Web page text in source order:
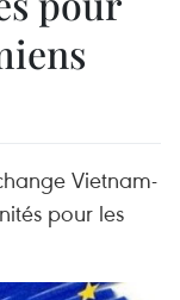
Vietnam-
pour les